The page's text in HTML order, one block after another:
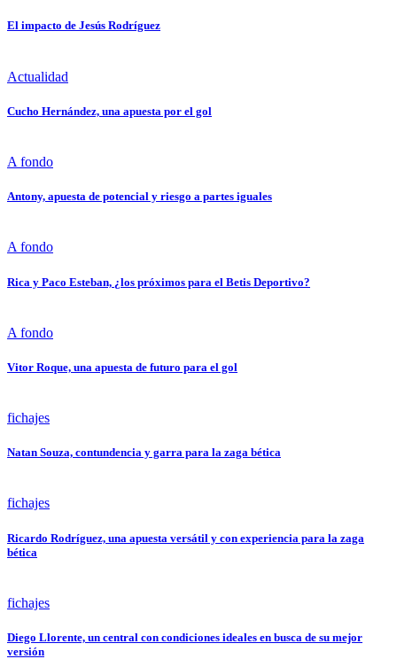
El impacto de Jesús Rodríguez
Actualidad
Cucho Hernández, una apuesta por el gol
A fondo
Antony, apuesta de potencial y riesgo a partes iguales
A fondo
Rica y Paco Esteban, ¿los próximos para el Betis Deportivo?
A fondo
Vitor Roque, una apuesta de futuro para el gol
fichajes
Natan Souza, contundencia y garra para la zaga bética
fichajes
Ricardo Rodríguez, una apuesta versátil y con experiencia para la zaga
bética
fichajes
Diego Llorente, un central con condiciones ideales en busca de su mejor
versión